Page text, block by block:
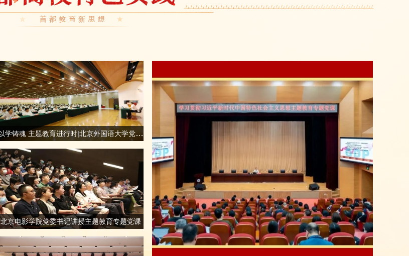
以学铸魂 主题教育进行时|北京外国语大学党委书记王定华讲授主题教育专题党课
北京电影学院党委书记讲授主题教育专题党课